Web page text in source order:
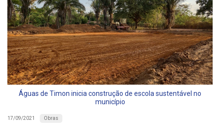
Águas de Timon inicia construção de escola sustentável no
município
17/09/2021 Obras